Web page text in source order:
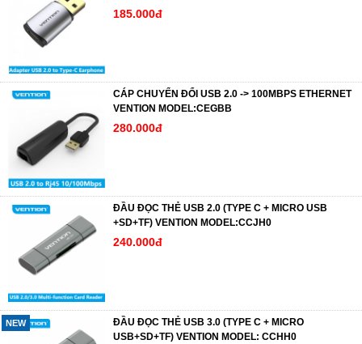
185.000đ
CÁP CHUYỂN ĐỔI USB 2.0 -> 100MBPS ETHERNET
VENTION MODEL:CEGBB
280.000đ
ĐẦU ĐỌC THẺ USB 2.0 (TYPE C + MICRO USB
+SD+TF) VENTION MODEL:CCJH0
240.000đ
NEW
ĐẦU ĐỌC THẺ USB 3.0 (TYPE C + MICRO
USB+SD+TF) VENTION MODEL: CCHH0